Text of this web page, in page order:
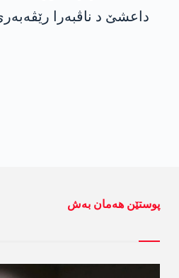
داعشێ د ناڤبەرا
پوستێن ھەمان بەش